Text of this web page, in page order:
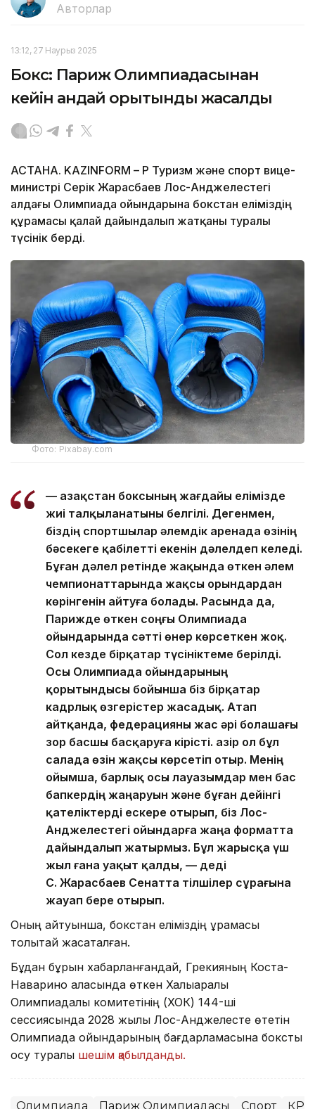
Авторлар
13:12, 27 Наурыз 2025
Бокс: Париж Олимпиадасынан
кейін қандай қорытынды жасалды
АСТАНА. KAZINFORM – ҚР Туризм және спорт вице-
министрі Серік Жарасбаев Лос-Анджелестегі
алдағы Олимпиада ойындарына бокстан еліміздің
құрамасы қалай дайындалып жатқаны туралы
түсінік берді.
Фото: Pixabay.com
— Қазақстан боксының жағдайы елімізде
жиі талқыланатыны белгілі. Дегенмен,
біздің спортшылар әлемдік аренада өзінің
бәсекеге қабілетті екенін дәлелдеп келеді.
Бұған дәлел ретінде жақында өткен әлем
чемпионаттарында жақсы орындардан
көрінгенін айтуға болады. Расында да,
Парижде өткен соңғы Олимпиада
ойындарында сәтті өнер көрсеткен жоқ.
Сол кезде бірқатар түсініктеме берілді.
Осы Олимпиада ойындарының
қорытындысы бойынша біз бірқатар
кадрлық өзгерістер жасадық. Атап
айтқанда, федерацияны жас әрі болашағы
зор басшы басқаруға кірісті. Қазір ол бұл
салада өзін жақсы көрсетіп отыр. Менің
ойымша, барлық осы лауазымдар мен бас
бапкердің жаңаруын және бұған дейінгі
қателіктерді ескере отырып, біз Лос-
Анджелестегі ойындарға жаңа форматта
дайындалып жатырмыз. Бұл жарысқа үш
жыл ғана уақыт қалды, — деді
С. Жарасбаев Сенатта тілшілер сұрағына
жауап бере отырып.
Оның айтуынша, бокстан еліміздің құрамасы
толықтай жасақталған.
Бұдан бұрын хабарланғандай, Грекияның Коста-
Наварино қаласында өткен Халықаралық
Олимпиадалық комитетінің (ХОК) 144-ші
сессиясында 2028 жылы Лос-Анджелесте өтетін
Олимпиада ойындарының бағдарламасына боксты
қосу туралы шешім қабылданды.
Олимпиада Париж Олимпиадасы Спорт ҚР